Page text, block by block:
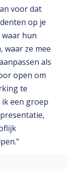
voor dat
op je
hun
waar ze mee
als
open om
te
een groep